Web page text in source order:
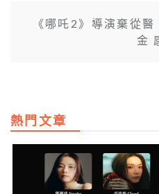
《哪吒2》導演棄從
金
熱門文章